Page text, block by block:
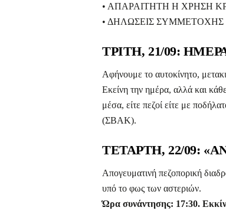
• ΑΠΑΡΑΙΤΗΤΗ Η ΧΡΗΣΗ
• ΔΗΛΩΣΕΙΣ ΣΥΜΜΕΤΟΧΗΣ
ΤΡΙΤΗ, 21/09:
Αφήνουμε το αυτοκίνητο,
Εκείνη την ημέρα, αλλά και
μέσα, είτε πεζοί είτε με
(ΣΒΑΚ).
ΤΕΤΑΡΤΗ, 22/09:
Απογευματινή πεζοπορική
υπό το φως των αστεριών.
Ώρα συνάντησης: 17:30.